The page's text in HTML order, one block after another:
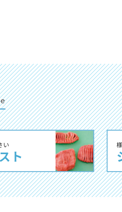
い
ト